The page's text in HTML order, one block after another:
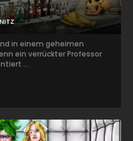
in einem geheimen
ein verrückter Professor
...